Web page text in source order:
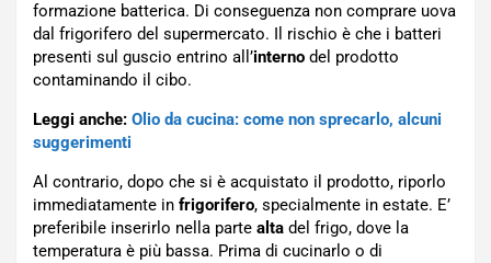
formazione batterica. Di conseguenza non comprare uova
dal frigorifero del supermercato. Il rischio è che i batteri
presenti sul guscio entrino all’interno del prodotto
contaminando il cibo.
Leggi anche: Olio da cucina: come non sprecarlo, alcuni
suggerimenti
Al contrario, dopo che si è acquistato il prodotto, riporlo
immediatamente in frigorifero, specialmente in estate. E’
preferibile inserirlo nella parte alta del frigo, dove la
temperatura è più bassa. Prima di cucinarlo o di